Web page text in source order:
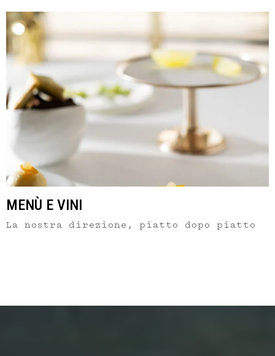
MENÙ E VINI
La nostra direzione, piatto dopo piatto